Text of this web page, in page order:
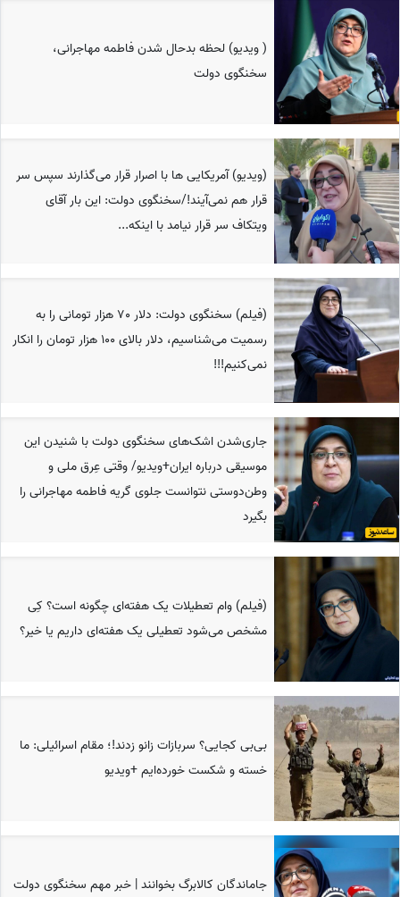
( ویدیو) لحظه بدحال شدن فاطمه مهاجرانی،
سخنگوی دولت
(ویدیو) آمریکایی ها با اصرار قرار می‌گذارند سپس سر
قرار‌ هم نمی‌آیند!/سخنگوی دولت: این بار آقای
ویتکاف سر قرار نیامد با اینکه...
(فیلم) سخنگوی دولت: دلار 70 هزار تومانی را به
رسمیت می‌شناسیم، دلار بالای 100 هزار تومان را انکار
نمی‌کنیم!!!
جاری‌شدن اشک‌‌های سخنگوی دولت با شنیدن این
موسیقی درباره ایران+ویدیو/ وقتی عِرق ملی و
وطن‌دوستی نتوانست جلوی گریه فاطمه مهاجرانی را
بگیرد
(فیلم) وام تعطیلات یک هفته‌ای چگونه است؟ کِی
مشخص می‌شود تعطیلی یک هفته‌ای داریم یا خیر؟
بی‌بی کجایی؟ سربازات زانو زدند!؛ مقام اسرائیلی: ما
خسته و شکست خورده‌ایم +ویدیو
جاماندگان کالابرگ بخوانند | خبر مهم سخنگوی دولت